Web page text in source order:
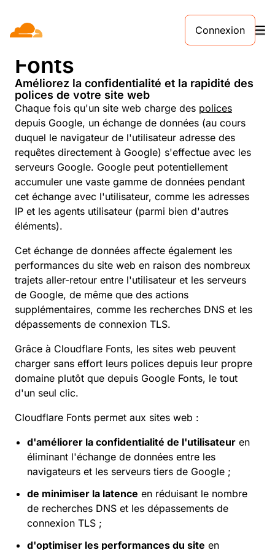
Connexion
Découvrez Cloudflare
Fonts
Améliorez la confidentialité et la rapidité des
polices de votre site web
Chaque fois qu'un site web charge des polices
depuis Google, un échange de données (au cours
duquel le navigateur de l'utilisateur adresse des
requêtes directement à Google) s'effectue avec les
serveurs Google. Google peut potentiellement
accumuler une vaste gamme de données pendant
cet échange avec l'utilisateur, comme les adresses
IP et les agents utilisateur (parmi bien d'autres
éléments).
Cet échange de données affecte également les
performances du site web en raison des nombreux
trajets aller-retour entre l'utilisateur et les serveurs
de Google, de même que des actions
supplémentaires, comme les recherches DNS et les
dépassements de connexion TLS.
Grâce à Cloudflare Fonts, les sites web peuvent
charger sans effort leurs polices depuis leur propre
domaine plutôt que depuis Google Fonts, le tout
d'un seul clic.
Cloudflare Fonts permet aux sites web :
d'améliorer la confidentialité de l'utilisateur en
éliminant l'échange de données entre les
navigateurs et les serveurs tiers de Google ;
de minimiser la latence en réduisant le nombre
de recherches DNS et les dépassements de
connexion TLS ;
d'optimiser les performances du site en